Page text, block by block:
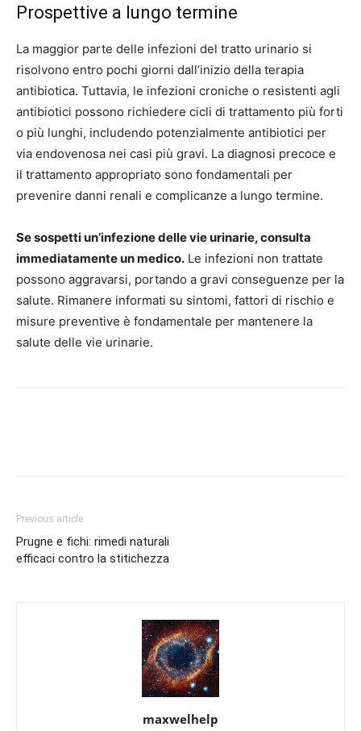
Prospettive a lungo termine
La maggior parte delle infezioni del tratto urinario si
risolvono entro pochi giorni dall’inizio della terapia
antibiotica. Tuttavia, le infezioni croniche o resistenti agli
antibiotici possono richiedere cicli di trattamento più forti
o più lunghi, includendo potenzialmente antibiotici per
via endovenosa nei casi più gravi. La diagnosi precoce e
il trattamento appropriato sono fondamentali per
prevenire danni renali e complicanze a lungo termine.
Se sospetti un’infezione delle vie urinarie, consulta
immediatamente un medico. Le infezioni non trattate
possono aggravarsi, portando a gravi conseguenze per la
salute. Rimanere informati su sintomi, fattori di rischio e
misure preventive è fondamentale per mantenere la
salute delle vie urinarie.
Previous article
Prugne e fichi: rimedi naturali
efficaci contro la stitichezza
maxwelhelp